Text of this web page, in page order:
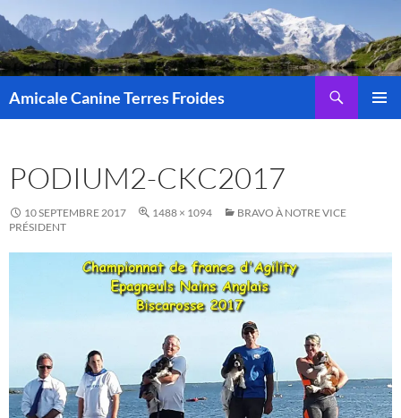
au
contenu
Amicale Canine Terres Froides
PODIUM2-CKC2017
10 SEPTEMBRE 2017 1488 × 1094
BRAVO À NOTRE VICE
PRÉSIDENT